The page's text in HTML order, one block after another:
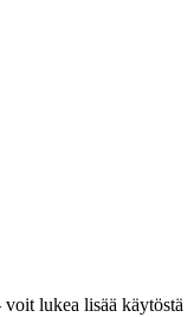
lukea lisää käytöstä